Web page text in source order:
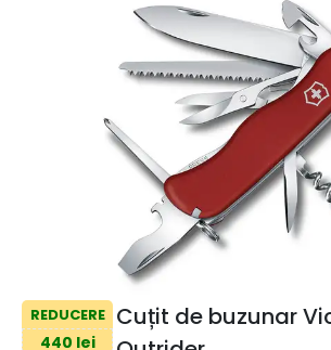
REDUCERE
440 lei
Cuțit de buzunar